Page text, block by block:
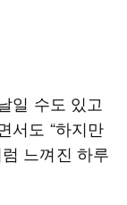
일 수도 있고
서도 “하지만
느껴진 하루